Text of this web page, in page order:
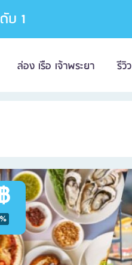
บ 1
ล่อง เรือ เจ้าพระยา รีวิว